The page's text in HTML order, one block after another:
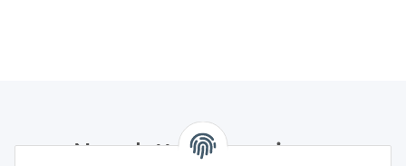
Newsletter Abonnieren